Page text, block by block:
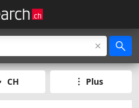
CH Plus